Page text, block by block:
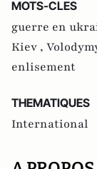
MOTS-CLES
guerre en
Kiev ,
enlisement
THEMATIQUES
International